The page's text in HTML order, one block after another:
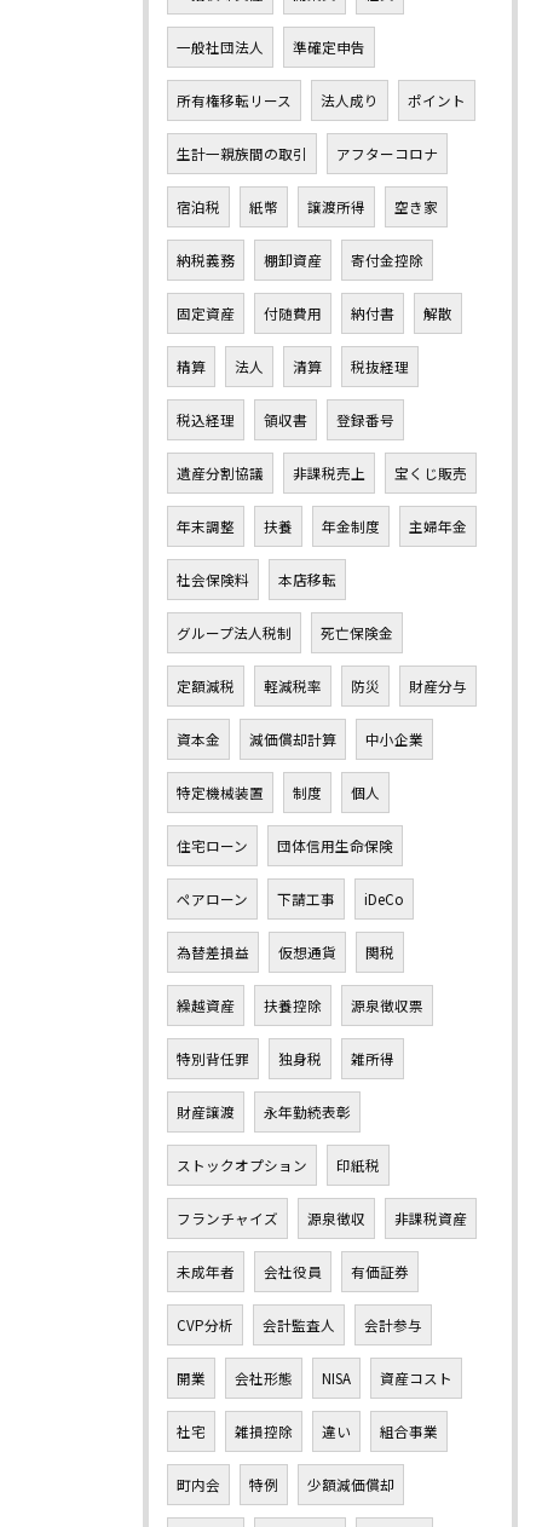
一般社団法人 準確定申告
所有権移転リース 法人成り ポイント
生計一親族間の取引 アフターコロナ
宿泊税 紙幣 譲渡所得 空き家
納税義務 棚卸資産 寄付金控除
固定資産 付随費用 納付書 解散
精算 法人 清算 税抜経理
税込経理 領収書 登録番号
遺産分割協議 非課税売上 宝くじ販売
年末調整 扶養 年金制度 主婦年金
社会保険料 本店移転
グループ法人税制 死亡保険金
定額減税 軽減税率 防災 財産分与
資本金 減価償却計算 中小企業
特定機械装置 制度 個人
住宅ローン 団体信用生命保険
ペアローン 下請工事 iDeCo
為替差損益 仮想通貨 関税
繰越資産 扶養控除 源泉徴収票
特別背任罪 独身税 雑所得
財産譲渡 永年勤続表彰
ストックオプション 印紙税
フランチャイズ 源泉徴収 非課税資産
未成年者 会社役員 有価証券
CVP分析 会計監査人 会計参与
開業 会社形態 NISA 資産コスト
社宅 雑損控除 違い 組合事業
町内会 特例 少額減価償却